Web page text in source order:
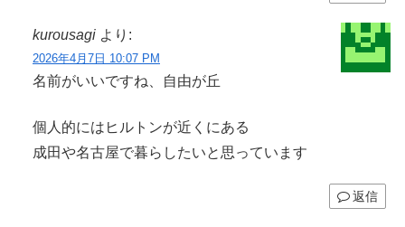
kurousagi より:
2026年4月7日 10:07 PM
名前がいいですね、自由が丘
個人的にはヒルトンが近くにある
成田や名古屋で暮らしたいと思っています
返信